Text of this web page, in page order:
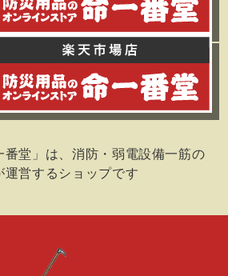
番堂」は、消防・弱電設備一筋の
運営するショップです